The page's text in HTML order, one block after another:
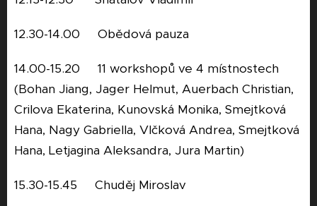
12.30-14.00 Obědová pauza
14.00-15.20 11 workshopů ve 4 místnostech
(Bohan Jiang, Jager Helmut, Auerbach Christian,
Crilova Ekaterina, Kunovská Monika, Smejtková
Hana, Nagy Gabriella, Vlčková Andrea, Smejtková
Hana, Letjagina Aleksandra, Jura Martin)
15.30-15.45 Chuděj Miroslav